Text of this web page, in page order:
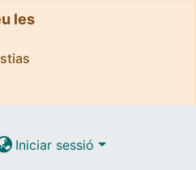
les
Iniciar sessió